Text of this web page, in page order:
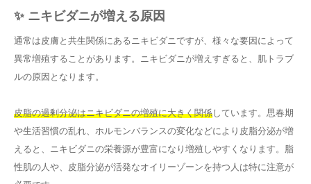
✨ ニキビダニが増える原因
通常は皮膚と共生関係にあるニキビダニですが、様々な要因によって
異常増殖することがあります。ニキビダニが増えすぎると、肌トラブ
ルの原因となります。
皮脂の過剰分泌はニキビダニの増殖に大きく関係しています。思春期
や生活習慣の乱れ、ホルモンバランスの変化などにより皮脂分泌が増
えると、ニキビダニの栄養源が豊富になり増殖しやすくなります。脂
性肌の人や、皮脂分泌が活発なオイリーゾーンを持つ人は特に注意が